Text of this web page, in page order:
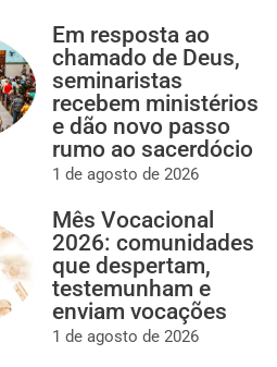
Em resposta ao
chamado de Deus,
seminaristas
recebem ministérios
e dão novo passo
rumo ao sacerdócio
1 de agosto de 2026
Mês Vocacional
2026: comunidades
que despertam,
testemunham e
enviam vocações
1 de agosto de 2026